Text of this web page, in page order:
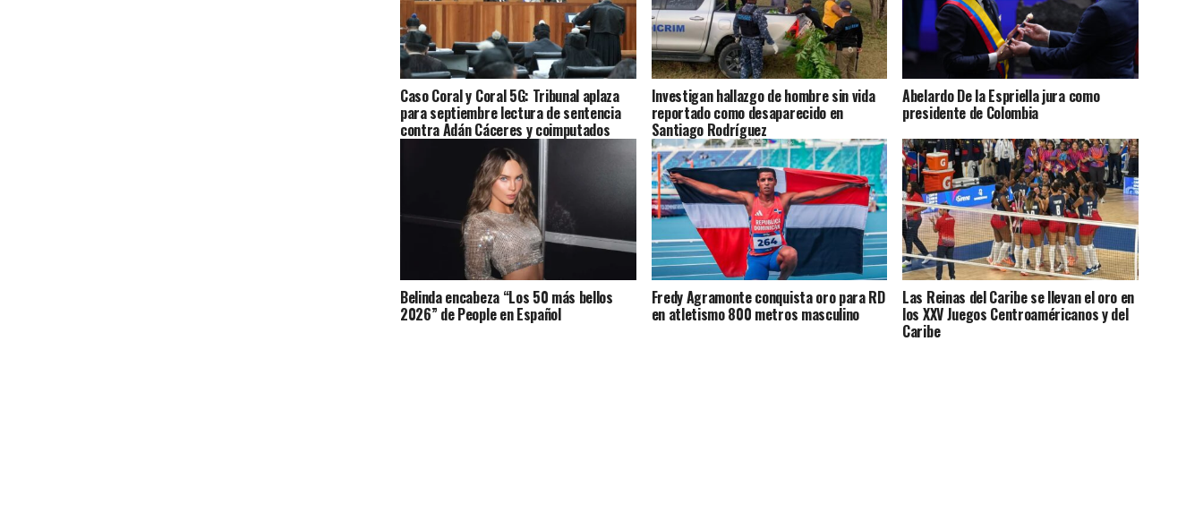
Caso Coral y Coral 5G: Tribunal aplaza
para septiembre lectura de sentencia
contra Adán Cáceres y coimputados
Investigan hallazgo de hombre sin vida
reportado como desaparecido en
Santiago Rodríguez
Abelardo De la Espriella jura como
presidente de Colombia
Belinda encabeza “Los 50 más bellos
2026” de People en Español
Fredy Agramonte conquista oro para RD
en atletismo 800 metros masculino
Las Reinas del Caribe se llevan el oro en
los XXV Juegos Centroaméricanos y del
Caribe